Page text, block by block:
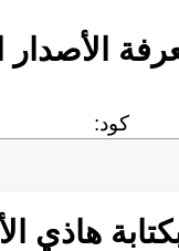
كود:
هاذي